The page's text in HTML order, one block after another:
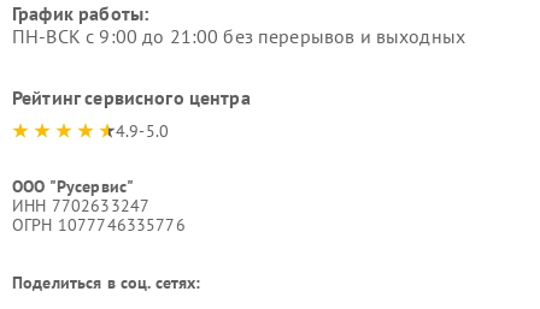
График работы:
ПН-ВСК с 9:00 до 21:00 без перерывов и выходных
Рейтинг сервисного центра
4.9-5.0
ООО "Русервис"
ИНН 7702633247
ОГРН 1077746335776
Поделиться в соц. сетях: